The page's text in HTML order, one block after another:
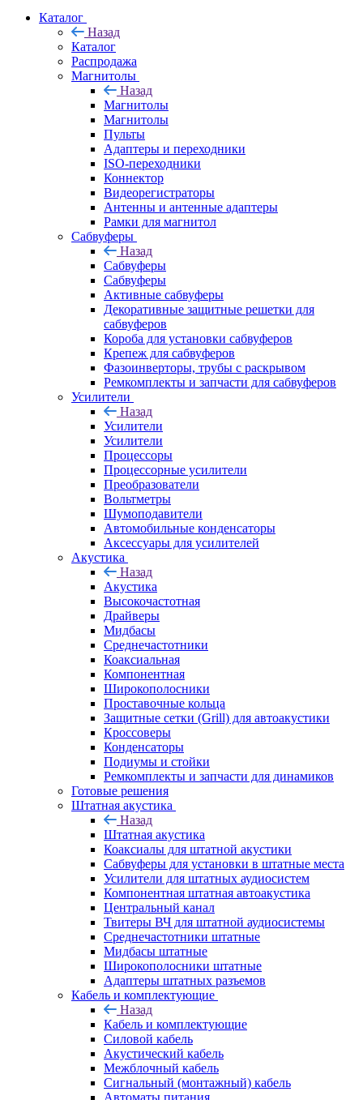
Каталог
Назад
Каталог
Распродажа
Магнитолы
Назад
Магнитолы
Магнитолы
Пульты
Адаптеры и переходники
ISO-переходники
Коннектор
Видеорегистраторы
Антенны и антенные адаптеры
Рамки для магнитол
Сабвуферы
Назад
Сабвуферы
Сабвуферы
Активные сабвуферы
Декоративные защитные решетки для
сабвуферов
Короба для установки сабвуферов
Крепеж для сабвуферов
Фазоинверторы, трубы с раскрывом
Ремкомплекты и запчасти для сабвуферов
Усилители
Назад
Усилители
Усилители
Процессоры
Процессорные усилители
Преобразователи
Вольтметры
Шумоподавители
Автомобильные конденсаторы
Аксессуары для усилителей
Акустика
Назад
Акустика
Высокочастотная
Драйверы
Мидбасы
Среднечастотники
Коаксиальная
Компонентная
Широкополосники
Проставочные кольца
Защитные сетки (Grill) для автоакустики
Кроссоверы
Конденсаторы
Подиумы и стойки
Ремкомплекты и запчасти для динамиков
Готовые решения
Штатная акустика
Назад
Штатная акустика
Коаксиалы для штатной акустики
Сабвуферы для установки в штатные места
Усилители для штатных аудиосистем
Компонентная штатная автоакустика
Центральный канал
Твитеры ВЧ для штатной аудиосистемы
Среднечастотники штатные
Мидбасы штатные
Широкополосники штатные
Адаптеры штатных разъемов
Кабель и комплектующие
Назад
Кабель и комплектующие
Силовой кабель
Акустический кабель
Межблочный кабель
Сигнальный (монтажный) кабель
Автоматы питания